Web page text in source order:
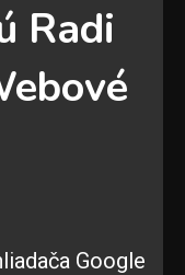
Radi
Google